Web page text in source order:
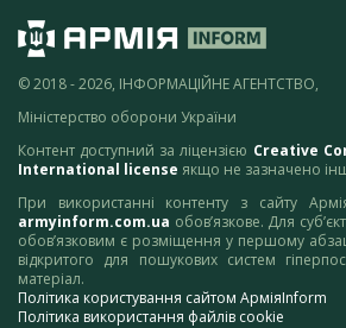
© 2018 - 2026, ІНФОРМАЦІЙНЕ АГЕНТСТВО,
Міністерство оборони України
Контент доступний за ліцензією Creative
International license якщо не зазначено
При використанні контенту з сайту
armyinform.com.ua обов’язкове. Для
обов’язковим є розміщення у першому
відкритого для пошукових систем
матеріал.
Політика користування сайтом АрміяInform
Політика використання файлів cookie